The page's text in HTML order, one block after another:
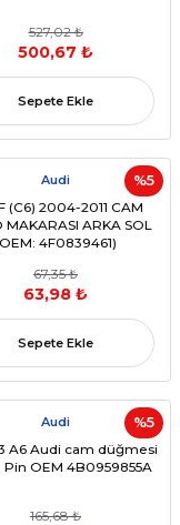
527,02 ₺
500,67 ₺
Sepete Ekle
%5
Audi
(C6) 2004-2011 CAM
MAKARASI ARKA SOL
4F0839461)
67,35 ₺
63,98 ₺
Sepete Ekle
%5
Audi
A6 Audi cam düğmesi
Pin OEM 4B0959855A
165,68 ₺